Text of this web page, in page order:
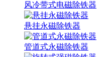
风冷带式电磁除铁器
悬挂永磁除铁器
管道式永磁除铁器